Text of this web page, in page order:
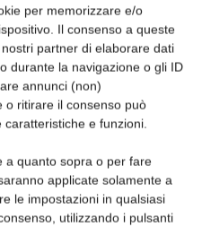
per memorizzare e/o
Il consenso a queste
partner di elaborare dati
durante la navigazione o gli ID
annunci (non)
o ritirare il consenso può
e funzioni.
a quanto sopra o per fare
applicate solamente a
le impostazioni in qualsiasi
utilizzando i pulsanti